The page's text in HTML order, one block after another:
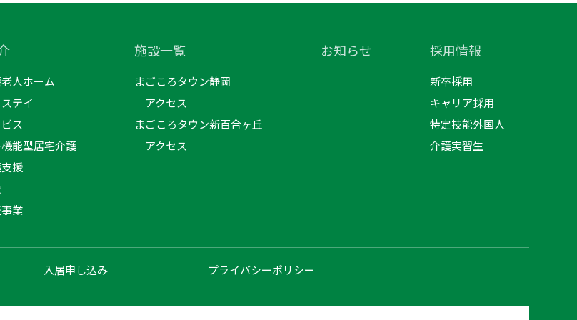
人ホーム
テイ
ス
能型居宅介護
援
業
施設一覧
まごころタウン静岡
アクセス
まごころタウン新百合ヶ丘
アクセス
お知らせ 採用情報
新卒採用
キャリア採用
特定技能外国人
介護実習生
入居申し込み プライバシーポリシー